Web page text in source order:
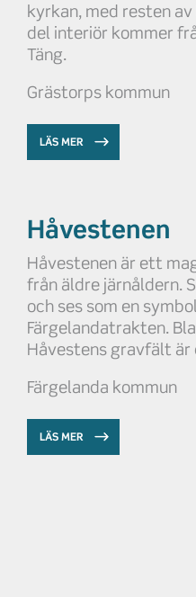
kyrkan, med resten
del interiör kommer
Täng.
Grästorps kommun
LÄS MER
Håvestenen
Håvestenen är ett
från äldre järnåldern.
och ses som en
Färgelandatrakten.
Håvestens gravfält är
Färgelanda kommun
LÄS MER